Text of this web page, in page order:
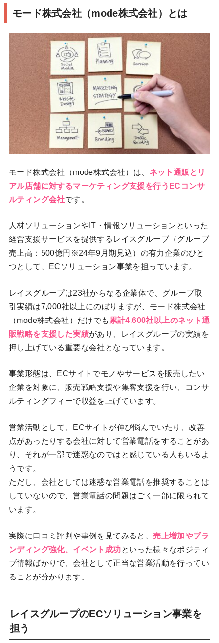
モード株式会社（mode株式会社）とは
モード株式会社（mode株式会社）は、 ネット通販とリ
アル店舗に対するマーケティング支援を行うECコンサ
ルティング会社です。
人材ソリューションやIT・情報ソリューションといった
経営支援サービスを提供するレイスグループ（グループ
売上高：500億円※24年9月期見込）の有力企業のひと
つとして、ECソリューション事業を担っています。
レイスグループは23社からなる企業体で、グループ取
引実績は7,000社以上にのぼりますが、モード株式会社
（mode株式会社）だけでも 累計4,600社以上のネット通
販戦略を支援した実績があり、レイスグループの実績を
押し上げている重要な会社となっています。
事業形態は、ECサイトでモノやサービスを販売したい
企業を対象に、販売戦略支援や集客支援を行い、コンサ
ルティングフィーで収益を上げています。
営業活動として、ECサイトが伸び悩んでいたり、改善
点があったりする会社に対して営業電話をすることがあ
り、それが一部で迷惑なのではと感じている人もいるよ
うです。
ただし、会社としては迷惑な営業電話を推奨することは
していないので、営業電話の問題はごく一部に限られて
います。
実際に口コミ評判や事例を見てみると、売上増加やブラ
ンディング強化、イベント成功といった様々なポジティ
ブ情報ばかりで、会社として正当な営業活動を行ってい
ることが分かります。
レイスグループのECソリューション事業を
担う